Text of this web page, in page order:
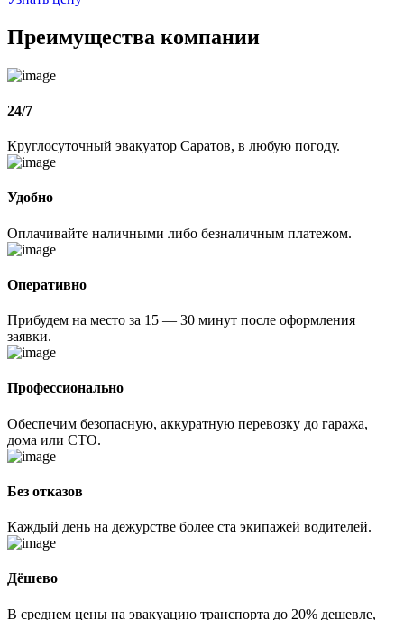
Преимущества компании
24/7
Круглосуточный эвакуатор Саратов, в любую погоду.
Удобно
Оплачивайте наличными либо безналичным платежом.
Оперативно
Прибудем на место за 15 — 30 минут после оформления
заявки.
Профессионально
Обеспечим безопасную, аккуратную перевозку до гаража,
дома или СТО.
Без отказов
Каждый день на дежурстве более ста экипажей водителей.
Дёшево
В среднем цены на эвакуацию транспорта до 20% дешевле,